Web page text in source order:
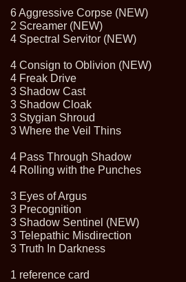
6 Aggressive Corpse (NEW)
2 Screamer (NEW)
4 Spectral Servitor (NEW)
4 Consign to Oblivion (NEW)
4 Freak Drive
3 Shadow Cast
3 Shadow Cloak
3 Stygian Shroud
3 Where the Veil Thins
4 Pass Through Shadow
4 Rolling with the Punches
3 Eyes of Argus
3 Precognition
3 Shadow Sentinel (NEW)
3 Telepathic Misdirection
3 Truth In Darkness
1 reference card